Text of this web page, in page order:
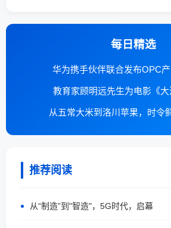
每日精选
华为携手伙伴联合发布OPC
教育家顾明远先生为电影《
从五常大米到洛川苹果，时令
推荐阅读
从“制造”到"智造"，5G时代，启幕